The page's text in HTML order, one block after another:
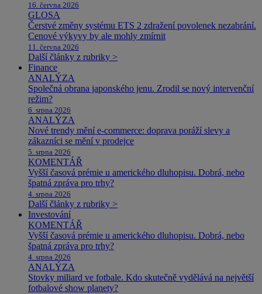
16. června 2026
GLOSA
Čerstvé změny systému ETS 2 zdražení povolenek nezabrání.
Cenové výkyvy by ale mohly zmírnit
11. června 2026
Další články z rubriky >
Finance
ANALÝZA
Společná obrana japonského jenu. Zrodil se nový intervenční
režim?
6. srpna 2026
ANALÝZA
Nové trendy mění e-commerce: doprava poráží slevy a
zákazníci se mění v prodejce
5. srpna 2026
KOMENTÁŘ
Vyšší časová prémie u amerického dluhopisu. Dobrá, nebo
špatná zpráva pro trhy?
4. srpna 2026
Další články z rubriky >
Investování
KOMENTÁŘ
Vyšší časová prémie u amerického dluhopisu. Dobrá, nebo
špatná zpráva pro trhy?
4. srpna 2026
ANALÝZA
Stovky miliard ve fotbale. Kdo skutečně vydělává na největší
fotbalové show planety?